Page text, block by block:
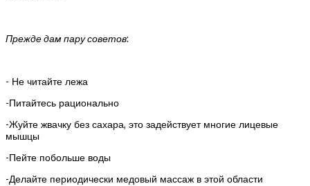
Прежде дам пару советов:
- Не читайте лежа
-Питайтесь рационально
-Жуйте жвачку без сахара, это задействует многие лицевые
мышцы
-Пейте побольше воды
-Делайте периодически медовый массаж в этой области